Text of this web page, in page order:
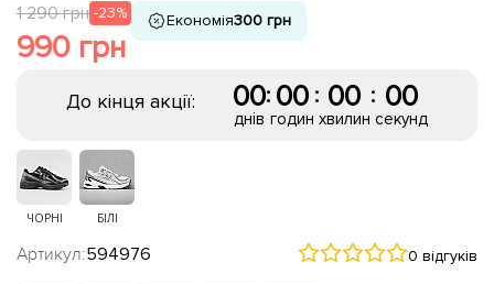
1 290 грн -23%
990 грн
Економія300 грн
До кінця акції: 00
днів
: 00
годин
: 00
хвилин
: 00
секунд
ЧОРНІ БІЛІ
Артикул:594976 0 відгуків